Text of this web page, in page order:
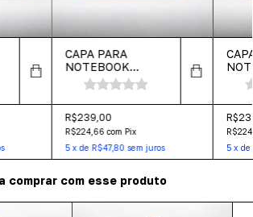
CAPA PARA
NOTEBOOK
MARROM
R$239,00
R$224,66com Pix
5 xdeR$47,80 sem juros
5 x de
comprar com esse produto